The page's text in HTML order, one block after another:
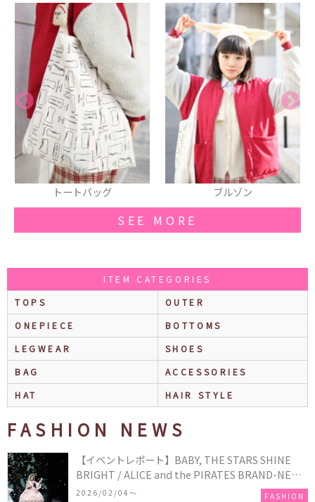
トートバッグ ブルゾン
SEE MORE
ITEM CATEGORIES
TOPS
OUTER
ONEPIECE
BOTTOMS
LEGWEAR
SHOES
BAG
ACCESSORIES
HAT
HAIR STYLE
FASHION NEWS
【イベントレポート】BABY, THE STARS SHINE
BRIGHT / ALICE and the PIRATES BRAND-NEW
COLLECTION in TOKYO
2026/02/04〜 FASHION